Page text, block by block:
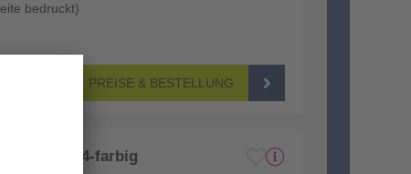
bedruckt)
PREISE & BESTELLUNG
4-farbig